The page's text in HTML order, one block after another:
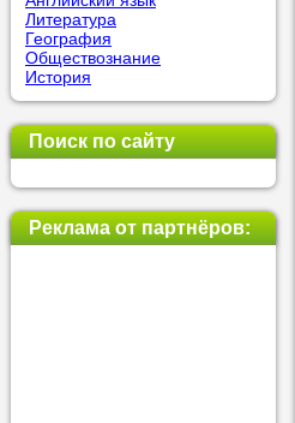
Литература
География
Обществознание
История
Поиск по сайту
Реклама от партнёров: